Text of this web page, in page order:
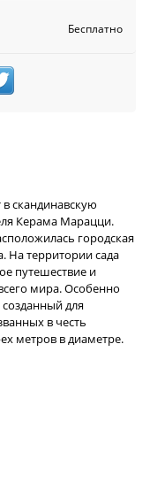
Бесплатно
в скандинавскую
Керама Марацци.
городская
На территории сада
путешествие и
мира. Особенно
для
в честь
метров в диаметре.